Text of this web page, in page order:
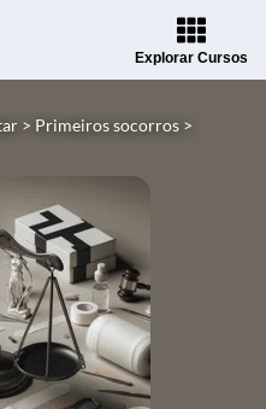
Explorar Cursos
> Primeiros socorros >